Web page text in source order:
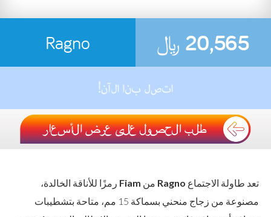
Ragno 20,565 ﷼
تعد طاولة الاجتماع Ragno من Fiam رمزًا للأناقة الخالدة،
مصنوعة من زجاج منحني بسماكة 15 مم، متاحة بتشطيبات